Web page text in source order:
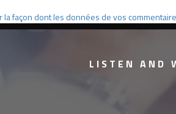
la façon dont les données de vos
LISTEN AND